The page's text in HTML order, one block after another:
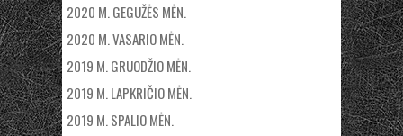
2020 M. GEGUŽĖS MĖN.
2020 M. VASARIO MĖN.
2019 M. GRUODŽIO MĖN.
2019 M. LAPKRIČIO MĖN.
2019 M. SPALIO MĖN.